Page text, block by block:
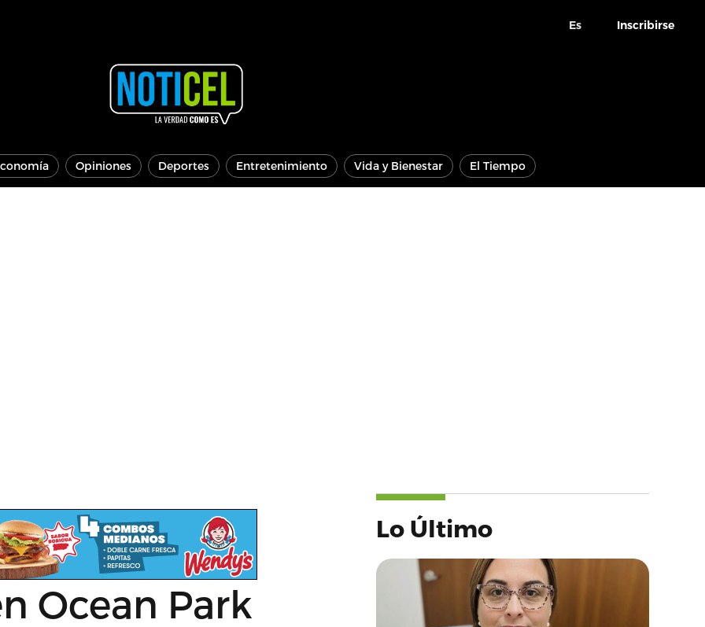
Es Inscribirse
Opiniones Deportes Entretenimiento Vida y Bienestar El Tiempo
Ocean Park
Lo Último